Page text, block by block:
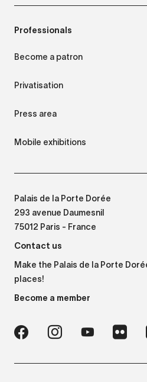
Professionals
Become a patron
Privatisation
Press area
Mobile exhibitions
Palais de la Porte Dorée
293 avenue Daumesnil
75012 Paris - France
Contact us
Make the Palais de la Porte
places!
Become a member